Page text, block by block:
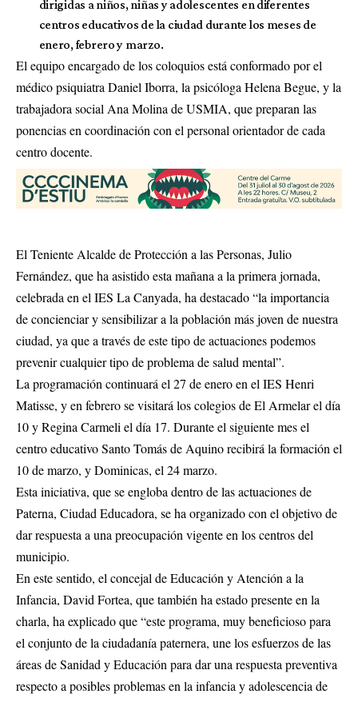
dirigidas a niños, niñas y adolescentes en diferentes
centros educativos de la ciudad durante los meses de
enero, febrero y marzo.
El equipo encargado de los coloquios está conformado por el
médico psiquiatra Daniel Iborra, la psicóloga Helena Begue, y la
trabajadora social Ana Molina de USMIA, que preparan las
ponencias en coordinación con el personal orientador de cada
centro docente.
El Teniente Alcalde de Protección a las Personas, Julio
Fernández, que ha asistido esta mañana a la primera jornada,
celebrada en el IES La Canyada, ha destacado “la importancia
de concienciar y sensibilizar a la población más joven de nuestra
ciudad, ya que a través de este tipo de actuaciones podemos
prevenir cualquier tipo de problema de salud mental”.
La programación continuará el 27 de enero en el IES Henri
Matisse, y en febrero se visitará los colegios de El Armelar el día
10 y Regina Carmeli el día 17. Durante el siguiente mes el
centro educativo Santo Tomás de Aquino recibirá la formación el
10 de marzo, y Dominicas, el 24 marzo.
Esta iniciativa, que se engloba dentro de las actuaciones de
Paterna, Ciudad Educadora, se ha organizado con el objetivo de
dar respuesta a una preocupación vigente en los centros del
municipio.
En este sentido, el concejal de Educación y Atención a la
Infancia, David Fortea, que también ha estado presente en la
charla, ha explicado que “este programa, muy beneficioso para
el conjunto de la ciudadanía paternera, une los esfuerzos de las
áreas de Sanidad y Educación para dar una respuesta preventiva
respecto a posibles problemas en la infancia y adolescencia de